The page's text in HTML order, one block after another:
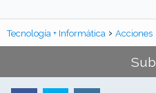
Tecnología + Informática Acciones